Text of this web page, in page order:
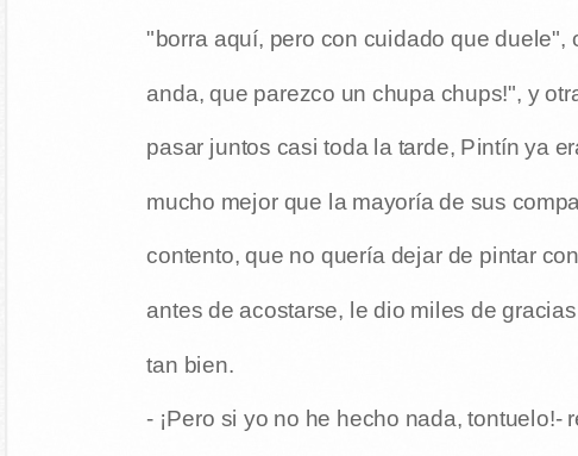
"borra aquí, pero con cuidado que duele",
anda, que parezco un chupa chups!", y
pasar juntos casi toda la tarde, Pintín ya
mucho mejor que la mayoría de sus
contento, que no quería dejar de pintar
antes de acostarse, le dio miles de
tan bien.
- ¡Pero si yo no he hecho nada, tontuelo!-